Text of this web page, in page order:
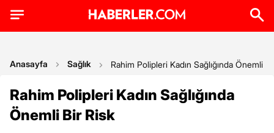
Anasayfa Sağlık Rahim Polipleri Kadın Sağlığında Önemli
Rahim Polipleri Kadın Sağlığında
Önemli Bir Risk